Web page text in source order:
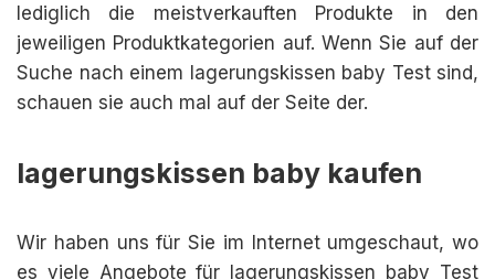
lediglich die meistverkauften Produkte in den
jeweiligen Produktkategorien auf. Wenn Sie auf der
Suche nach einem lagerungskissen baby Test sind,
schauen sie auch mal auf der Seite der.
lagerungskissen baby kaufen
Wir haben uns für Sie im Internet umgeschaut, wo
es viele Angebote für lagerungskissen baby Test